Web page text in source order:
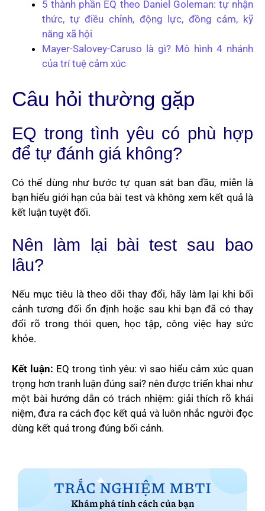
5 thành phần EQ theo Daniel Goleman: tự nhận
thức, tự điều chỉnh, động lực, đồng cảm, kỹ
năng xã hội
Mayer-Salovey-Caruso là gì? Mô hình 4 nhánh
của trí tuệ cảm xúc
Câu hỏi thường gặp
EQ trong tình yêu có phù hợp
để tự đánh giá không?
Có thể dùng như bước tự quan sát ban đầu, miễn là
bạn hiểu giới hạn của bài test và không xem kết quả là
kết luận tuyệt đối.
Nên làm lại bài test sau bao
lâu?
Nếu mục tiêu là theo dõi thay đổi, hãy làm lại khi bối
cảnh tương đối ổn định hoặc sau khi bạn đã có thay
đổi rõ trong thói quen, học tập, công việc hay sức
khỏe.
Kết luận: EQ trong tình yêu: vì sao hiểu cảm xúc quan
trọng hơn tranh luận đúng sai? nên được triển khai như
một bài hướng dẫn có trách nhiệm: giải thích rõ khái
niệm, đưa ra cách đọc kết quả và luôn nhắc người đọc
dùng kết quả trong đúng bối cảnh.
TRẮC NGHIỆM MBTI
Khám phá tính cách của bạn